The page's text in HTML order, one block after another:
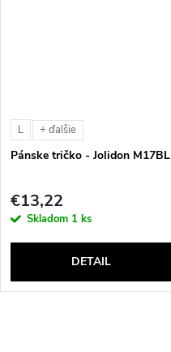
L + ďalšie
Pánske tričko - Jolidon M17BL
€13,22
Skladom 1 ks
DETAIL